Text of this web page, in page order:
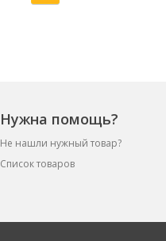
Нужна помощь?
Не нашли нужный товар?
Список товаров